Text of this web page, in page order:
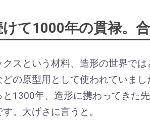
て1000年の貫禄。
クスという材料、造形の世界で
の原型用として使われていまし
と1300年、造形に携わってきた
。大げさに言うと。